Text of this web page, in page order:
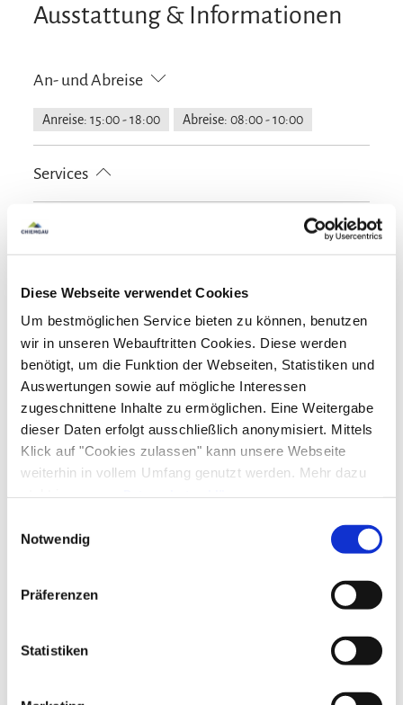
Diese Webseite verwendet Cookies
Um bestmöglichen Service bieten zu können, benutzen
wir in unseren Webauftritten Cookies. Diese werden
benötigt, um die Funktion der Webseiten, Statistiken und
Auswertungen sowie auf mögliche Interessen
zugeschnittene Inhalte zu ermöglichen. Eine Weitergabe
dieser Daten erfolgt ausschließlich anonymisiert. Mittels
Klick auf "Cookies zulassen" kann unsere Webseite
weiterhin in vollem Umfang genutzt werden. Mehr dazu
steht in unserer Datenschutzerklärung.
gelistet.
Notwendig
Präferenzen
Statistiken
Ausstattung & Informationen
An- und Abreise
Anreise: 15:00 - 18:00 Abreise: 08:00 - 10:00
Services
Gepäckaufbewahrung
Ausstattung
Spielplatz
Richtlinien
Kinder willkommen
Bereiche sind Nichtraucherzonen)
Aktivitäten
Radfahren Reiten Tischtennis Wandern
In der Nähe
Tourist Information
Gemeinschaftsbereiche
Garten Grillmöglichkeit